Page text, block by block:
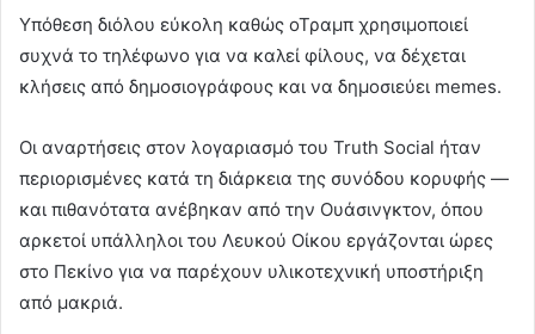
Υπόθεση διόλου εύκολη καθώς οΤραμπ χρησιμοποιεί
συχνά το τηλέφωνο για να καλεί φίλους, να δέχεται
κλήσεις από δημοσιογράφους και να δημοσιεύει memes.
Οι αναρτήσεις στον λογαριασμό του Truth Social ήταν
περιορισμένες κατά τη διάρκεια της συνόδου κορυφής —
και πιθανότατα ανέβηκαν από την Ουάσινγκτον, όπου
αρκετοί υπάλληλοι του Λευκού Οίκου εργάζονται ώρες
στο Πεκίνο για να παρέχουν υλικοτεχνική υποστήριξη
από μακριά.